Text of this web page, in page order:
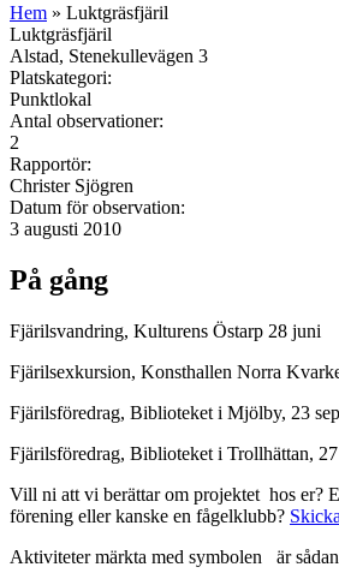
Hem » Luktgräsfjäril
Luktgräsfjäril
Alstad, Stenekullevägen 3
Platskategori:
Punktlokal
Antal observationer:
2
Rapportör:
Christer Sjögren
Datum för observation:
3 augusti 2010
På gång
Fjärilsvandring, Kulturens Östarp 28 juni
Fjärilsexkursion, Konsthallen Norra
Fjärilsföredrag, Biblioteket i Mjölby, 23
Fjärilsföredrag, Biblioteket i Trollhättan,
Vill ni att vi berättar om projektet hos er?
förening eller kanske en fågelklubb?
Aktiviteter märkta med symbolen
är